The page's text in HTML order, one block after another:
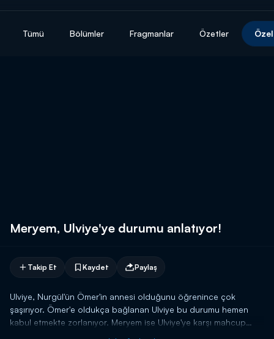
Tümü Bölümler Fragmanlar Özetler
Meryem, Ulviye'ye durumu anlatıyor!
Takip Et Kaydet Paylaş
Ulviye, Nurgül'ün Ömer'in annesi olduğunu öğrenince çok
şaşırıyor. Ömer'e oldukça bağlanan Ulviye bu durumu hemen
kabul etmekte zorlanıyor. Meryem ise Ulviye'ye karşı mahcup